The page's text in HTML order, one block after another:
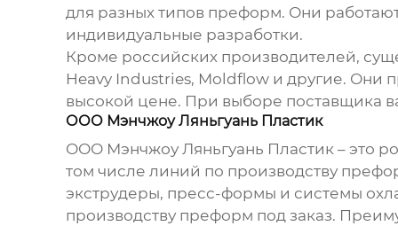
для разных типов преформ. Они
индивидуальные разработки.
Кроме российских производителей,
Heavy Industries, Moldflow и другие. Они
высокой цене. При выборе поставщика
ООО Мэнчжоу Ляньгуань Пластик
ООО Мэнчжоу Ляньгуань Пластик – это
том числе линий по производству
экструдеры, пресс-формы и системы
производству преформ под заказ.